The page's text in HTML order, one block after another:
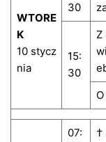
WTORE
K
10 stycz
nia
30
15:
30
Z
07:
†